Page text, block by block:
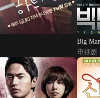
Big
电视剧